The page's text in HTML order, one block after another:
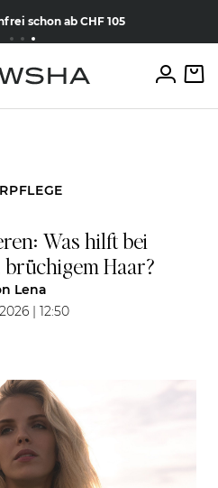
Limited Chrome Collection
Rabatt
anmelden
schon ab CHF 105
Was hilft bei
Haar?
Lena
| 12:50